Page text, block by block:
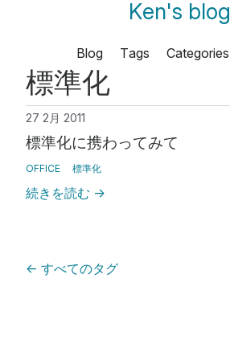
Ken's blog
Blog Tags Categories
標準化
27 2月 2011
標準化に携わってみて
OFFICE 標準化
続きを読む →
← すべてのタグ